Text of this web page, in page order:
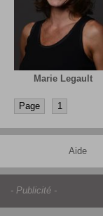
Marie Legault
Page 1
Aide
- Publicité -